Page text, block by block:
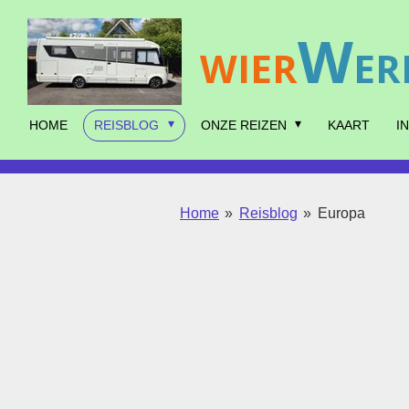
direct
naar
hoofdinhoud
WIERW
HOME REISBLOG ONZE REIZEN KAART
Home » Reisblog » Europa